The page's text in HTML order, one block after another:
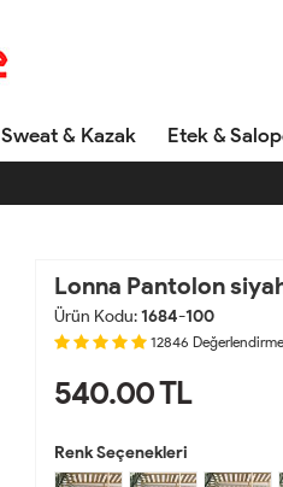
Sweat & Kazak Etek &
Lonna Pantolon
Ürün Kodu:1684-100
12846 Değerlendirme
540.00TL
Renk Seçenekleri